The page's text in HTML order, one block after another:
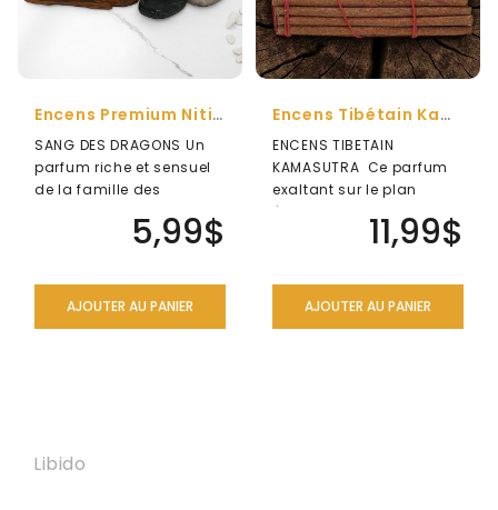
Encens Premium Nitiraj Sang Des Dragons
SANG DES DRAGONS Un
parfum riche et sensuel
de la famille des
L'arôme est subt..5,99$
AJOUTER AU PANIER
Encens Tibétain Kamasutra
ENCENS TIBETAIN
KAMASUTRA Ce parfum
exaltant sur le plan
émotionnel peut
grandement améliorer
11,99$
AJOUTER AU PANIER
Libido